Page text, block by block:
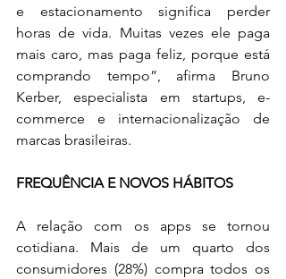
e estacionamento significa perder
horas de vida. Muitas vezes ele paga
mais caro, mas paga feliz, porque está
comprando tempo”, afirma Bruno
Kerber, especialista em startups, e-
commerce e internacionalização de
marcas brasileiras.
FREQUÊNCIA E NOVOS HÁBITOS
A relação com os apps se tornou
cotidiana. Mais de um quarto dos
consumidores (28%) compra todos os